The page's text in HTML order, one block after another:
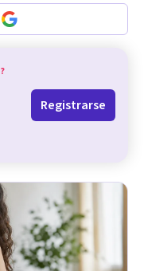
?
Registrarse